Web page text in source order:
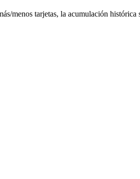
menos tarjetas, la acumulación